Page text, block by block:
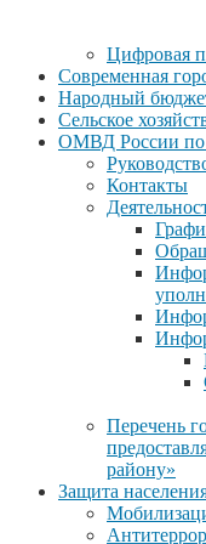
Цифровая
Современная
Народный
Сельское
ОМВД России по
Контакты
Перечень
району»
Защита